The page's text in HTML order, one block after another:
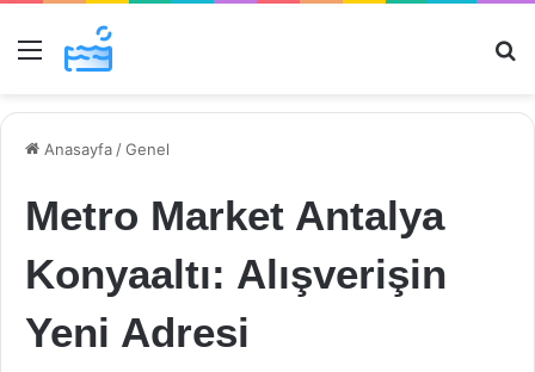
Menü
Anasayfa /Genel
Metro Market Antalya
Konyaaltı: Alışverişin
Yeni Adresi